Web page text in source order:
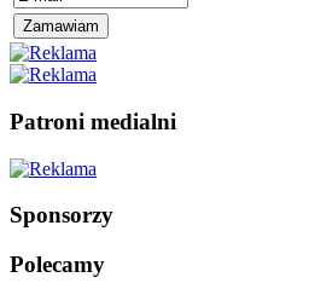
Patroni medialni
Sponsorzy
Polecamy